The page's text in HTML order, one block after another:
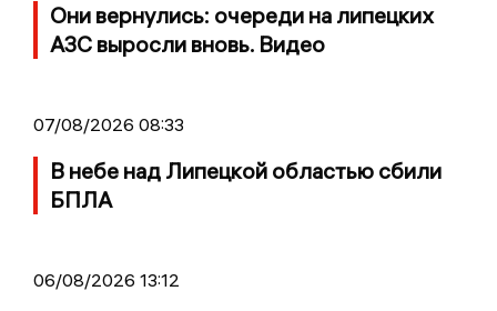
Они вернулись: очереди на липецких
АЗС выросли вновь. Видео
07/08/2026 08:33
В небе над Липецкой областью сбили
БПЛА
06/08/2026 13:12